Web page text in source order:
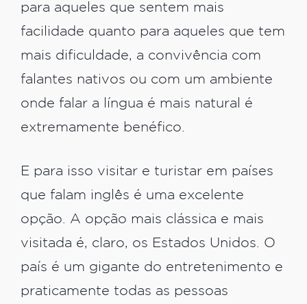
para aqueles que sentem mais
facilidade quanto para aqueles que tem
mais dificuldade, a convivência com
falantes nativos ou com um ambiente
onde falar a língua é mais natural é
extremamente benéfico.
E para isso visitar e turistar em países
que falam inglês é uma excelente
opção. A opção mais clássica e mais
visitada é, claro, os Estados Unidos. O
país é um gigante do entretenimento e
praticamente todas as pessoas